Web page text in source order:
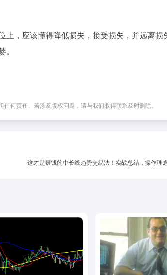
，应该懂得降低损失，接受损失，并远离损
何责任。若涉及版权问题，请与我们取得联系及时删除。
这才是赚钱的中长线趋势交易法！实战总结，操作理